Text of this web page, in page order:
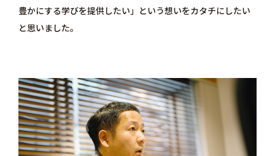
豊かにする学びを提供したい」という想いをカタチにしたい
と思いました。